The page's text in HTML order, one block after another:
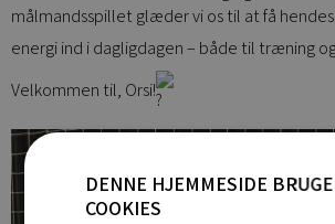
målmandsspillet glæder vi os til at få
energi ind i dagligdagen – både til træning
Velkommen til, Orsi!
DENNE HJEMMESIDE
COOKIES